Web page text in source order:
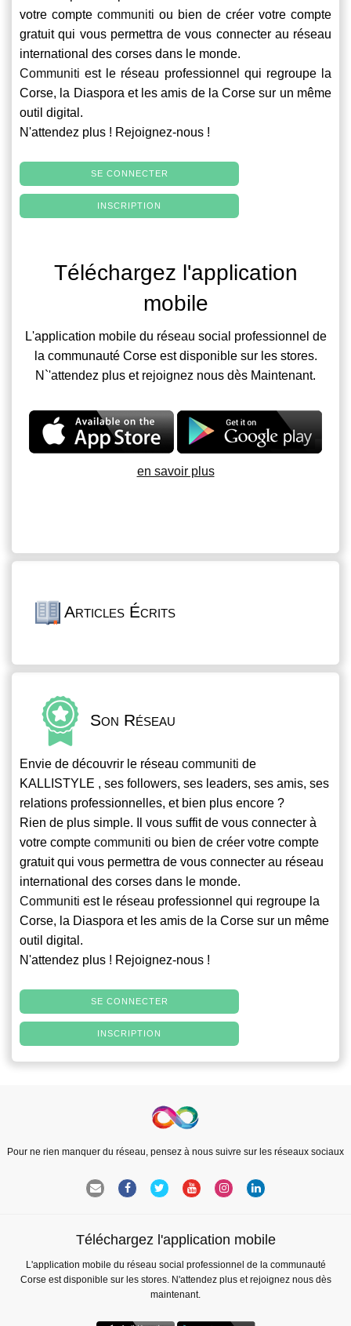
votre compte communiti ou bien de créer votre compte
gratuit qui vous permettra de vous connecter au réseau
international des corses dans le monde.
Communiti est le réseau professionnel qui regroupe la
Corse, la Diaspora et les amis de la Corse sur un même
outil digital.
N'attendez plus ! Rejoignez-nous !
SE CONNECTER
INSCRIPTION
Téléchargez l'application
mobile
L'application mobile du réseau social professionnel de
la communauté Corse est disponible sur les stores.
N`'attendez plus et rejoignez nous dès Maintenant.
en savoir plus
Articles Écrits
Son Réseau
Envie de découvrir le réseau communiti de
KALLISTYLE , ses followers, ses leaders, ses amis, ses
relations professionnelles, et bien plus encore ?
Rien de plus simple. Il vous suffit de vous connecter à
votre compte communiti ou bien de créer votre compte
gratuit qui vous permettra de vous connecter au réseau
international des corses dans le monde.
Communiti est le réseau professionnel qui regroupe la
Corse, la Diaspora et les amis de la Corse sur un même
outil digital.
N'attendez plus ! Rejoignez-nous !
SE CONNECTER
INSCRIPTION
Pour ne rien manquer du réseau, pensez à nous suivre sur les réseaux sociaux
Téléchargez l'application mobile
L'application mobile du réseau social professionnel de la communauté
Corse est disponible sur les stores. N'attendez plus et rejoignez nous dès
maintenant.